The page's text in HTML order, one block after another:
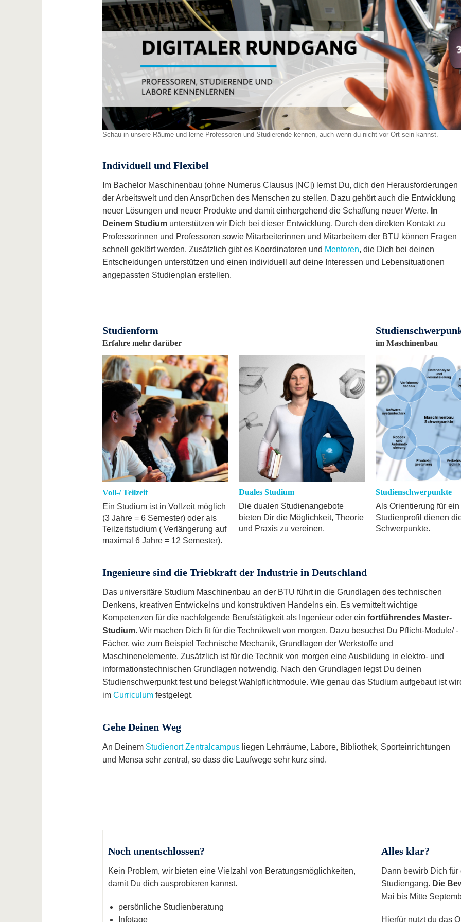
Schau in unsere Räume und lerne Professoren und Studierende kennen, auch wenn du nicht vor Ort sein kannst.
Individuell und Flexibel
Im Bachelor Maschinenbau (ohne Numerus Clausus [NC]) lernst Du, dich den Herausforderungen
der Arbeitswelt und den Ansprüchen des Menschen zu stellen. Dazu gehört auch die Entwicklung
neuer Lösungen und neuer Produkte und damit einhergehend die Schaffung neuer Werte. In
Deinem Studiumunterstützen wir Dich bei dieser Entwicklung. Durch den direkten Kontakt zu
Professorinnen und Professoren sowie Mitarbeiterinnen und Mitarbeitern der BTU können Fragen
schnell geklärt werden. Zusätzlich gibt es Koordinatoren und Mentoren, die Dich bei deinen
Entscheidungen unterstützen und einen individuell auf deine Interessen und Lebensituationen
angepassten Studienplan erstellen.
Studienform
Erfahre mehr darüber
Voll-/ Teilzeit
Ein Studium ist in Vollzeit möglich
(3 Jahre = 6 Semester) oder als
Teilzeitstudium ( Verlängerung auf
maximal 6 Jahre = 12 Semester).
Duales Studium
Die dualen Studienangebote
bieten Dir die Möglichkeit, Theorie
und Praxis zu vereinen.
im Maschinenbau
Studienschwerpunkte
Als Orientierung für
Studienprofil dienen
Schwerpunkte.
Ingenieure sind die Triebkraft der Industrie in Deutschland
Das universitäre Studium Maschinenbau an der BTU führt in die Grundlagen des technischen
Denkens, kreativen Entwickelns und konstruktiven Handelns ein. Es vermittelt wichtige
Kompetenzen für die nachfolgende Berufstätigkeit als Ingenieur oder ein fortführendes Master-
Studium. Wir machen Dich fit für die Technikwelt von morgen. Dazu besuchst Du Pflicht-Module/ -
Fächer, wie zum Beispiel Technische Mechanik, Grundlagen der Werkstoffe und
Maschinenelemente. Zusätzlich ist für die Technik von morgen eine Ausbildung in elektro- und
informationstechnischen Grundlagen notwendig. Nach den Grundlagen legst Du deinen
Studienschwerpunkt fest und belegst Wahlpflichtmodule. Wie genau das Studium aufgebaut ist
im Curriculumfestgelegt.
Gehe Deinen Weg
An Deinem Studienort Zentralcampusliegen Lehrräume, Labore, Bibliothek, Sporteinrichtungen
und Mensa sehr zentral, so dass die Laufwege sehr kurz sind.
Noch unentschlossen?
Kein Problem, wir bieten eine Vielzahl von Beratungsmöglichkeiten,
damit Du dich ausprobieren kannst.
persönliche Studienberatung
Infotage
Alles klar?
Dann bewirb Dich
Studiengang. Die
Mai bis Mitte
Hierfür nutzt du das